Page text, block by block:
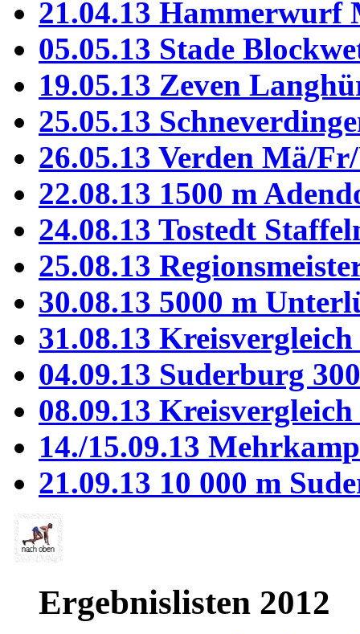
21.04.13 Hammerwurf
05.05.13 Stade
19.05.13 Zeven
25.05.13
26.05.13 Verden Mä/
22.08.13 1500 m
24.08.13 Tostedt
25.08.13
30.08.13 5000 m
31.08.13
04.09.13 Suderburg
08.09.13
14./15.09.13
21.09.13 10 000 m
Ergebnislisten 2012